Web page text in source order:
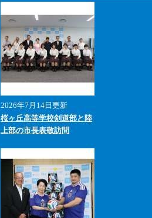
2026年7月14日更新
桜ヶ丘高等学校剣道部と陸
上部の市長表敬訪問